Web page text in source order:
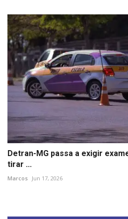
Detran-MG passa a exigir
tirar ...
Marcos Jun 17, 2026